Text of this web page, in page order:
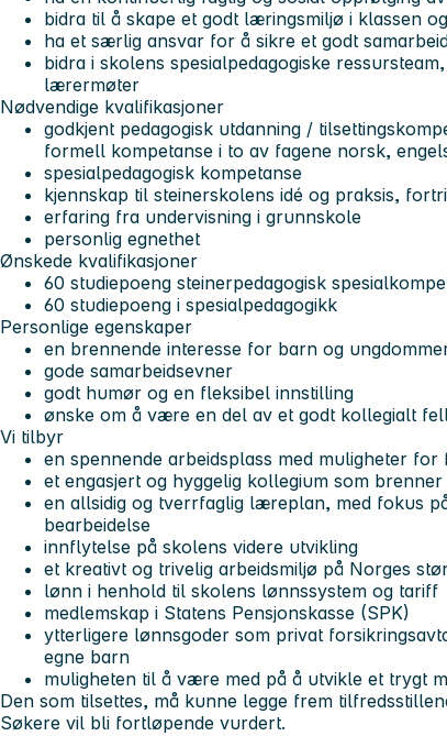
bidra til å skape et godt læringsmiljø i klassen
ha et særlig ansvar for å sikre et godt
bidra i skolens spesialpedagogiske
lærermøter
Nødvendige kvalifikasjoner
godkjent pedagogisk utdanning /
formell kompetanse i to av fagene norsk,
spesialpedagogisk kompetanse
kjennskap til steinerskolens idé og praksis,
erfaring fra undervisning i grunnskole
personlig egnethet
Ønskede kvalifikasjoner
60 studiepoeng steinerpedagogisk
60 studiepoeng i spesialpedagogikk
Personlige egenskaper
en brennende interesse for barn og
gode samarbeidsevner
godt humør og en fleksibel innstilling
ønske om å være en del av et godt kollegialt
Vi tilbyr
en spennende arbeidsplass med muligheter
et engasjert og hyggelig kollegium som
en allsidig og tverrfaglig læreplan, med fokus
bearbeidelse
innflytelse på skolens videre utvikling
et kreativt og trivelig arbeidsmiljø på Norges
lønn i henhold til skolens lønnssystem og tariff
medlemskap i Statens Pensjonskasse (SPK)
ytterligere lønnsgoder som privat
egne barn
muligheten til å være med på å utvikle et trygt
Den som tilsettes, må kunne legge frem
Søkere vil bli fortløpende vurdert.